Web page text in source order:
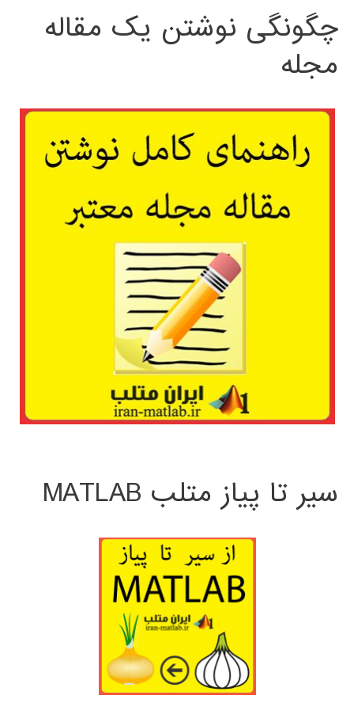
چگونگی نوشتن یک مقاله
مجله
سیر تا پیاز متلب MATLAB